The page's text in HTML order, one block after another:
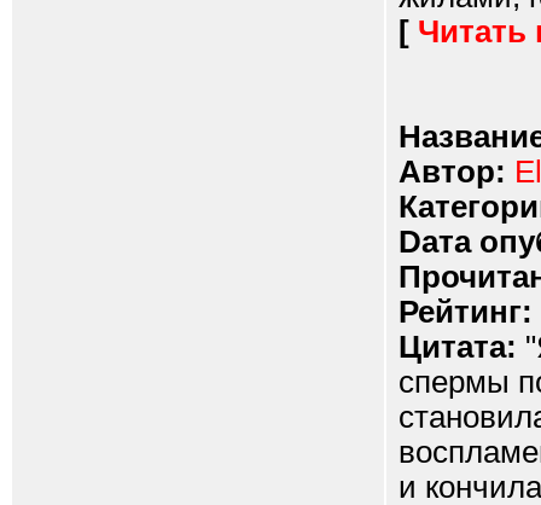
[ Читать
Автор:
Dата
Рейтинг:
Цитата:
спермы
и